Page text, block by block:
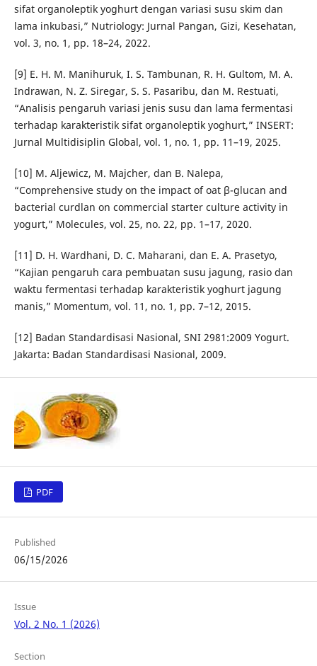
sifat organoleptik yoghurt dengan variasi susu skim dan
lama inkubasi,” Nutriology: Jurnal Pangan, Gizi, Kesehatan,
vol. 3, no. 1, pp. 18–24, 2022.
[9] E. H. M. Manihuruk, I. S. Tambunan, R. H. Gultom, M. A.
Indrawan, N. Z. Siregar, S. S. Pasaribu, dan M. Restuati,
“Analisis pengaruh variasi jenis susu dan lama fermentasi
terhadap karakteristik sifat organoleptik yoghurt,” INSERT:
Jurnal Multidisiplin Global, vol. 1, no. 1, pp. 11–19, 2025.
[10] M. Aljewicz, M. Majcher, dan B. Nalepa,
“Comprehensive study on the impact of oat β-glucan and
bacterial curdlan on commercial starter culture activity in
yogurt,” Molecules, vol. 25, no. 22, pp. 1–17, 2020.
[11] D. H. Wardhani, D. C. Maharani, dan E. A. Prasetyo,
“Kajian pengaruh cara pembuatan susu jagung, rasio dan
waktu fermentasi terhadap karakteristik yoghurt jagung
manis,” Momentum, vol. 11, no. 1, pp. 7–12, 2015.
[12] Badan Standardisasi Nasional, SNI 2981:2009 Yogurt.
Jakarta: Badan Standardisasi Nasional, 2009.
PDF
Published
06/15/2026
Issue
Vol. 2 No. 1 (2026)
Section